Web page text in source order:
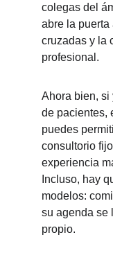
colegas del
abre la
cruzadas y la
profesional.
Ahora bien, si
de pacientes,
puedes
consultorio
experiencia
Incluso, hay
modelos:
su agenda se
propio.